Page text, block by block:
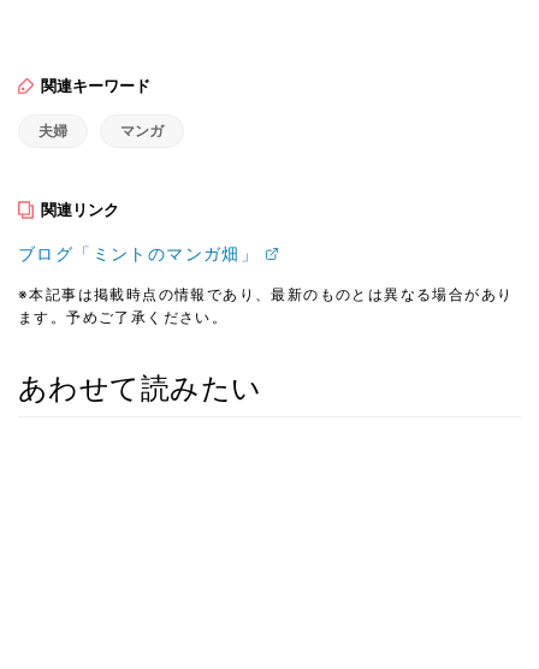
関連キーワード
夫婦 マンガ
関連リンク
ブログ「ミントのマンガ畑」
※本記事は掲載時点の情報であり、最新のものとは異なる場合があり
ます。予めご了承ください。
あわせて読みたい